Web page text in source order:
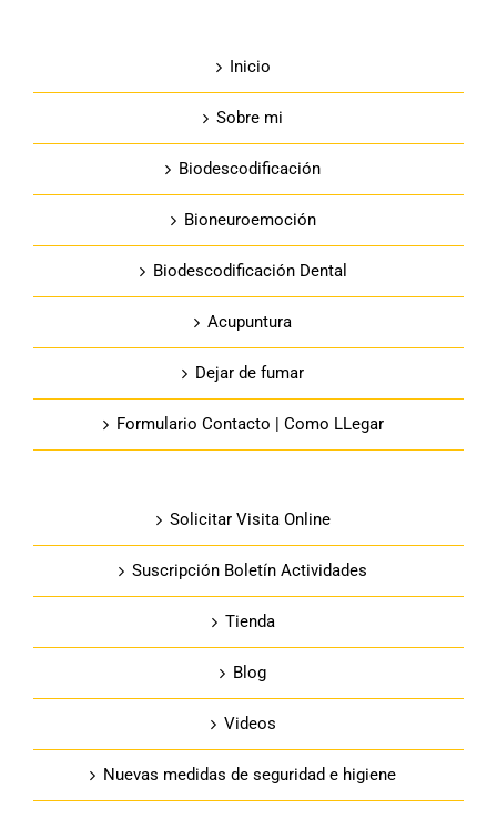
Inicio
Sobre mi
Biodescodificación
Bioneuroemoción
Biodescodificación Dental
Acupuntura
Dejar de fumar
Formulario Contacto | Como LLegar
Solicitar Visita Online
Suscripción Boletín Actividades
Tienda
Blog
Videos
Nuevas medidas de seguridad e higiene